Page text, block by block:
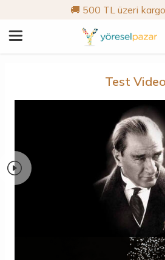
🚚 500 TL üzeri
Test Video